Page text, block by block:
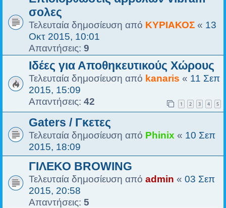
σολες
Τελευταία δημοσίευση από ΚΥΡΙΑΚΟΣ « 13
Οκτ 2015, 10:01
Απαντήσεις: 9
Ιδέες για Αποθηκευτικούς Χώρους
Τελευταία δημοσίευση από kanaris « 11 Σεπ
2015, 15:09
Απαντήσεις: 42 1 2 3 4 5
Gaters / Γκετες
Τελευταία δημοσίευση από Phinix « 10 Σεπ
2015, 18:09
ΓΙΛΕΚΟ BROWING
Τελευταία δημοσίευση από admin « 03 Σεπ
2015, 20:58
Απαντήσεις: 5